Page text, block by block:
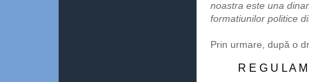
noastra este una
formatiunilor politice
Prin urmare, după o
R E G U L A